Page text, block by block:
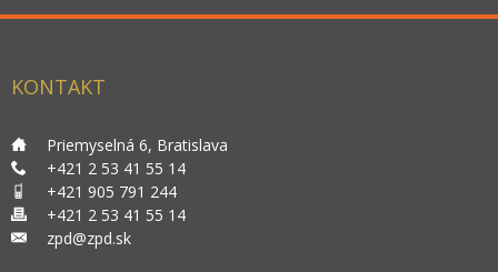
KONTAKT
Priemyselná 6, Bratislava
+421 2 53 41 55 14
+421 905 791 244
+421 2 53 41 55 14
zpd@zpd.sk